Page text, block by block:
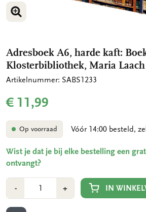
VERGROOT AFBEELDING
Adresboek A6, harde kaft:
Klosterbibliothek, Maria Laach
Artikelnummer: SABS1233
€ 11,99
Op voorraad Vóór 14:00 besteld,
Wist je dat je bij elke bestelling een
ontvangt?
-Min
1
+Plus
1
IN